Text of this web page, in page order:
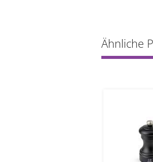
Ähnliche